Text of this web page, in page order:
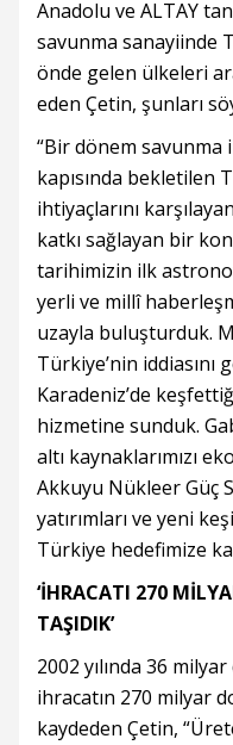
Anadolu ve ALTAY
savunma sanayiinde
önde gelen ülkeleri
eden Çetin, şunları
“Bir dönem savunma
kapısında bekletilen
ihtiyaçlarını
katkı sağlayan bir
tarihimizin ilk
yerli ve millî
uzayla buluşturduk.
Türkiye’nin iddiasını
Karadeniz’de
hizmetine sunduk.
altı kaynaklarımızı
Akkuyu Nükleer Güç
yatırımları ve yeni
Türkiye hedefimize
‘İHRACATI 270
TAŞIDIK’
2002 yılında 36
ihracatın 270 milyar
kaydeden Çetin,